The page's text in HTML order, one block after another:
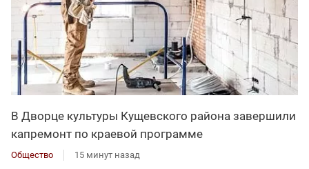
В Дворце культуры Кущевского района завершили
капремонт по краевой программе
Общество 15 минут назад